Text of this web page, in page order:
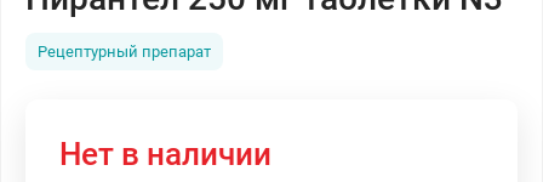
Рецептурный препарат
Нет в наличии